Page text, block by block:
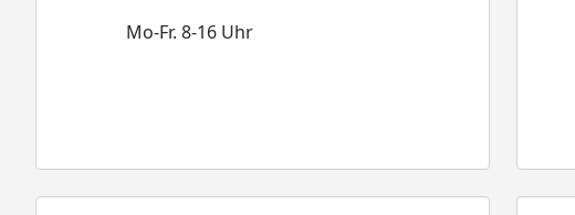
Mo-Fr. 8-16 Uhr